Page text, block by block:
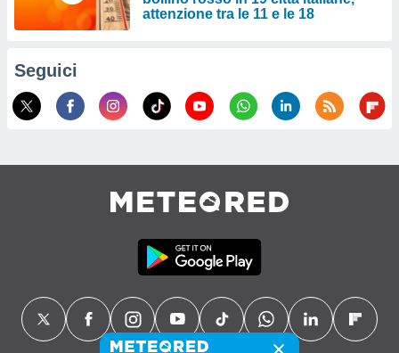
attenzione tra le 11 e le 18
Seguici